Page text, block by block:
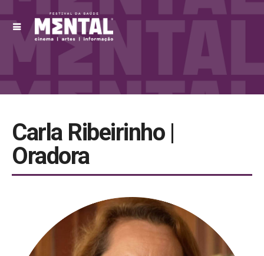
Carla Ribeirinho |
Oradora